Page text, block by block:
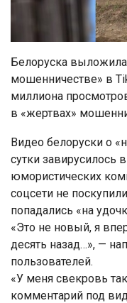
Белоруска
мошенничестве» в
миллиона
в «жертвах»
Видео белоруски о
сутки завирусилось
юмористических
соцсети не
попадались «на
«Это не новый, я
десять назад…», —
пользователей.
«У меня свекровь
комментарий под